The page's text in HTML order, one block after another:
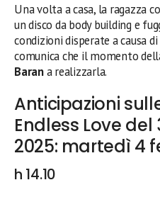
Una volta a casa, la ragazza
un disco da body building e
condizioni disperate a causa
comunica che il momento
Barana realizzarla.
Anticipazioni
Endless Love
2025: martedì 4
h 14.10